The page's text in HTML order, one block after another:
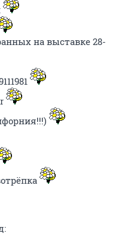
на выставке 28-